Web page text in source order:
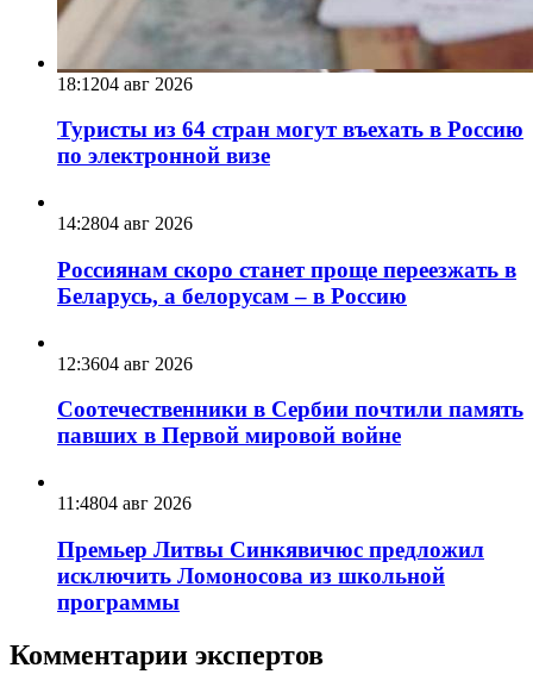
18:1204 авг 2026
Туристы из 64 стран могут въехать в Россию
по электронной визе
14:2804 авг 2026
Россиянам скоро станет проще переезжать в
Беларусь, а белорусам – в Россию
12:3604 авг 2026
Соотечественники в Сербии почтили память
павших в Первой мировой войне
11:4804 авг 2026
Премьер Литвы Синкявичюс предложил
исключить Ломоносова из школьной
программы
Комментарии экспертов